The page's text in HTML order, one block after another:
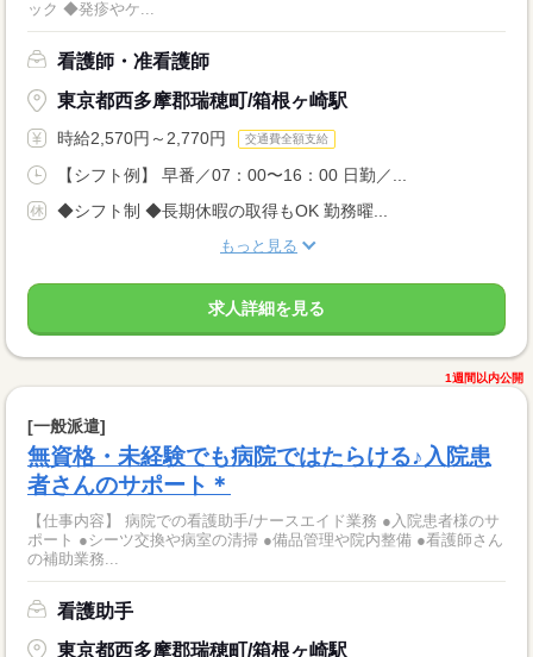
ック ◆発疹やケ...
看護師・准看護師
東京都西多摩郡瑞穂町/箱根ヶ崎駅
時給2,570円～2,770円 交通費全額支給
【シフト例】 早番／07：00〜16：00 日勤／...
◆シフト制 ◆長期休暇の取得もOK 勤務曜...
もっと見る
求人詳細を見る
1週間以内公開
[一般派遣]
無資格・未経験でも病院ではたらける♪入院患
者さんのサポート＊
【仕事内容】 病院での看護助手/ナースエイド業務 ●入院患者様のサ
ポート ●シーツ交換や病室の清掃 ●備品管理や院内整備 ●看護師さん
の補助業務...
看護助手
東京都西多摩郡瑞穂町/箱根ヶ崎駅